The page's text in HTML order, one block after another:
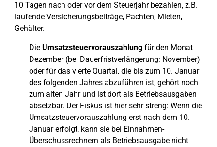
10 Tagen nach oder vor dem Steuerjahr bezahlen, z.B.
laufende Versicherungsbeiträge, Pachten, Mieten,
Gehälter.
Die Umsatzsteuervorauszahlung für den Monat
Dezember (bei Dauerfristverlängerung: November)
oder für das vierte Quartal, die bis zum 10. Januar
des folgenden Jahres abzuführen ist, gehört noch
zum alten Jahr und ist dort als Betriebsausgaben
absetzbar. Der Fiskus ist hier sehr streng: Wenn die
Umsatzsteuervorauszahlung erst nach dem 10.
Januar erfolgt, kann sie bei Einnahmen-
Überschussrechnern als Betriebsausgabe nicht